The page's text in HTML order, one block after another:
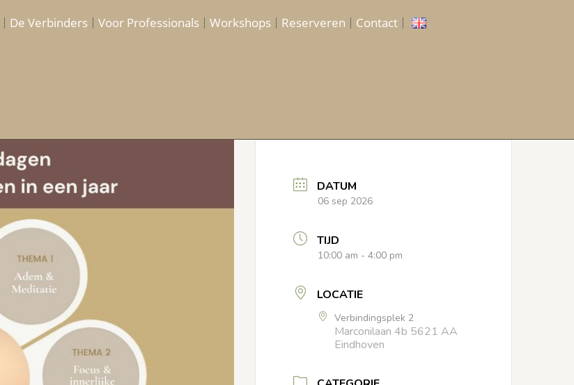
De Verbinders Voor Professionals Workshops Reserveren Contact
DATUM
06 sep 2026
TIJD
10:00 am - 4:00 pm
LOCATIE
Verbindingsplek 2
Marconilaan 4b 5621 AA
Eindhoven